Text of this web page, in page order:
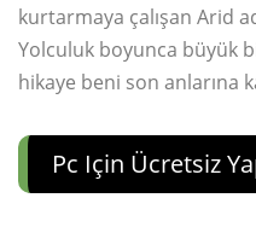
kurtarmaya çalışan Arid
Yolculuk boyunca büyük
hikaye beni son anlarına
Pc Için Ücretsiz